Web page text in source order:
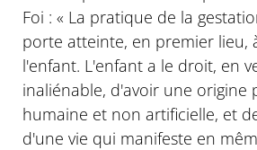
Foi : « La pratique de la
porte atteinte, en premier lieu,
l'enfant. L'enfant a le droit, en
inaliénable, d'avoir une origine
humaine et non artificielle, et
d'une vie qui manifeste en